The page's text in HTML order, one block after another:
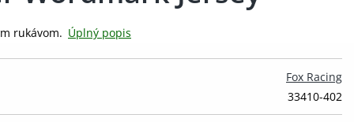
rukávom. Úplný popis
Fox Racing
33410-402